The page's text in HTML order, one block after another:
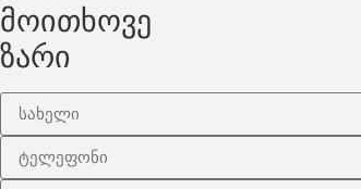
მოითხოვე
ზარი